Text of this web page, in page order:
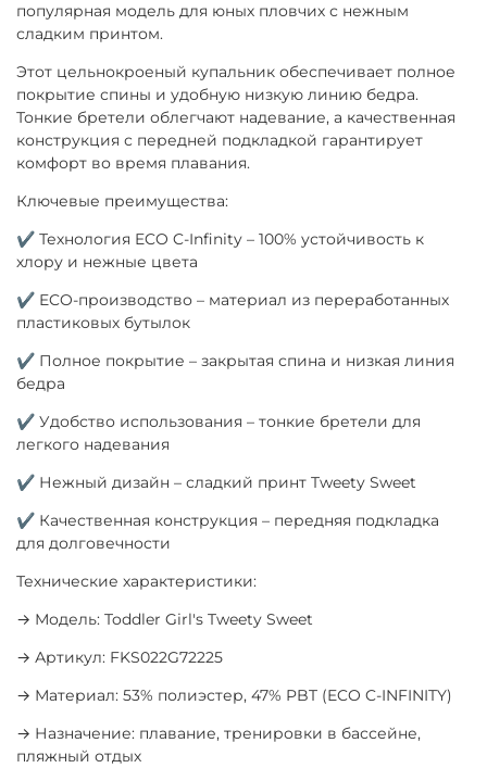
популярная модель для юных пловчих с нежным
сладким принтом.
Этот цельнокроеный купальник обеспечивает полное
покрытие спины и удобную низкую линию бедра.
Тонкие бретели облегчают надевание, а качественная
конструкция с передней подкладкой гарантирует
комфорт во время плавания.
Ключевые преимущества:
✔ Технология ECO C-Infinity – 100% устойчивость к
хлору и нежные цвета
✔ ECO-производство – материал из переработанных
пластиковых бутылок
✔ Полное покрытие – закрытая спина и низкая линия
бедра
✔ Удобство использования – тонкие бретели для
легкого надевания
✔ Нежный дизайн – сладкий принт Tweety Sweet
✔ Качественная конструкция – передняя подкладка
для долговечности
Технические характеристики:
→ Модель: Toddler Girl's Tweety Sweet
→ Артикул: FKS022G72225
→ Материал: 53% полиэстер, 47% PBT (ECO C-INFINITY)
→ Назначение: плавание, тренировки в бассейне,
пляжный отдых